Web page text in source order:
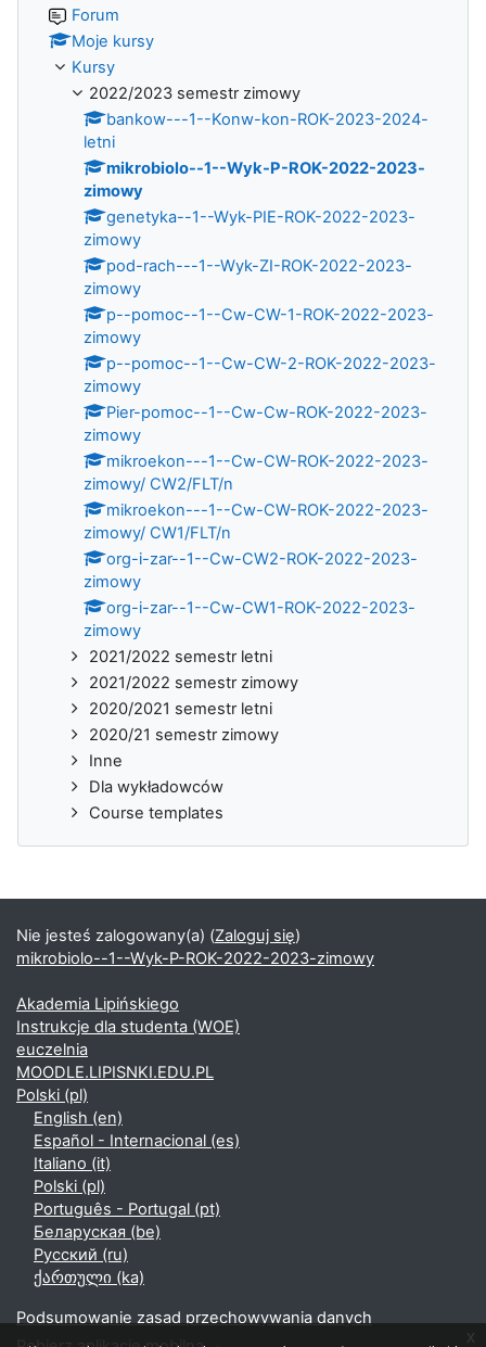
Forum
Moje kursy
Kursy
2022/2023 semestr zimowy
bankow---1--Konw-kon-ROK-2023-2024-
letni
mikrobiolo--1--Wyk-P-ROK-2022-2023-
zimowy
genetyka--1--Wyk-PIE-ROK-2022-2023-
zimowy
pod-rach---1--Wyk-ZI-ROK-2022-2023-
zimowy
p--pomoc--1--Cw-CW-1-ROK-2022-2023-
zimowy
p--pomoc--1--Cw-CW-2-ROK-2022-2023-
zimowy
Pier-pomoc--1--Cw-Cw-ROK-2022-2023-
zimowy
mikroekon---1--Cw-CW-ROK-2022-2023-
zimowy/ CW2/FLT/n
mikroekon---1--Cw-CW-ROK-2022-2023-
zimowy/ CW1/FLT/n
org-i-zar--1--Cw-CW2-ROK-2022-2023-
zimowy
org-i-zar--1--Cw-CW1-ROK-2022-2023-
zimowy
2021/2022 semestr letni
2021/2022 semestr zimowy
2020/2021 semestr letni
2020/21 semestr zimowy
Inne
Dla wykładowców
Course templates
Nie jesteś zalogowany(a) (Zaloguj się)
mikrobiolo--1--Wyk-P-ROK-2022-2023-zimowy
Akademia Lipińskiego
Instrukcje dla studenta (WOE)
euczelnia
MOODLE.LIPISNKI.EDU.PL
Polski ‎(pl)‎
English ‎(en)‎
Español - Internacional ‎(es)‎
Italiano ‎(it)‎
Polski ‎(pl)‎
Português - Portugal ‎(pt)‎
Беларуская ‎(be)‎
Русский ‎(ru)‎
ქართული ‎(ka)‎
Podsumowanie zasad przechowywania danych
x